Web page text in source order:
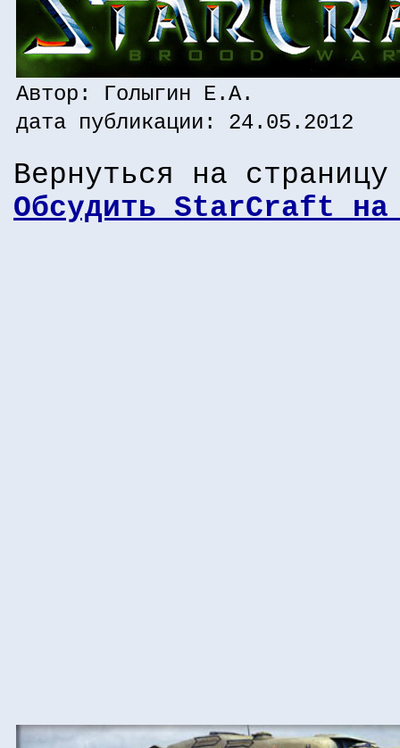
Автор: Голыгин Е.А.
дата публикации: 24.05.2012
Вернуться на
Обсудить StarCraft на